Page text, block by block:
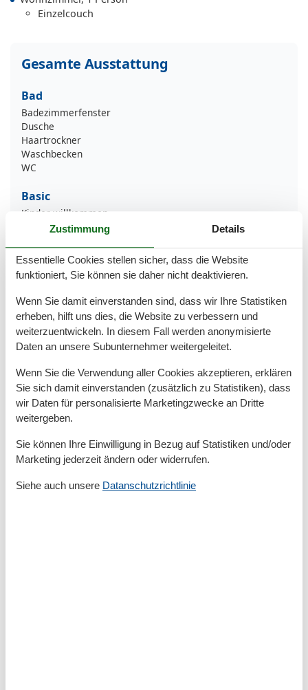
Einzelcouch
Gesamte Ausstattung
Bad
Badezimmerfenster
Dusche
Haartrockner
Waschbecken
WC
Basic
Kinder willkommen
Nichtraucher
Zimmer
Draußen
Privater P-Platz
Küche
Backofen
Kaffeemaschine
Küche
Kühlschrank
Spülmaschine
Teller
Toaster
Wasserkocher
Unterkunft
Zustimmung Details
Essentielle Cookies stellen sicher, dass die Website
funktioniert, Sie können sie daher nicht deaktivieren.
Wenn Sie damit einverstanden sind, dass wir Ihre Statistiken
erheben, hilft uns dies, die Website zu verbessern und
weiterzuentwickeln. In diesem Fall werden anonymisierte
Daten an unsere Subunternehmer weitergeleitet.
Wenn Sie die Verwendung aller Cookies akzeptieren, erklären
Sie sich damit einverstanden (zusätzlich zu Statistiken), dass
wir Daten für personalisierte Marketingzwecke an Dritte
weitergeben.
Sie können Ihre Einwilligung in Bezug auf Statistiken und/oder
Marketing jederzeit ändern oder widerrufen.
Siehe auch unsere Datanschutzrichtlinie